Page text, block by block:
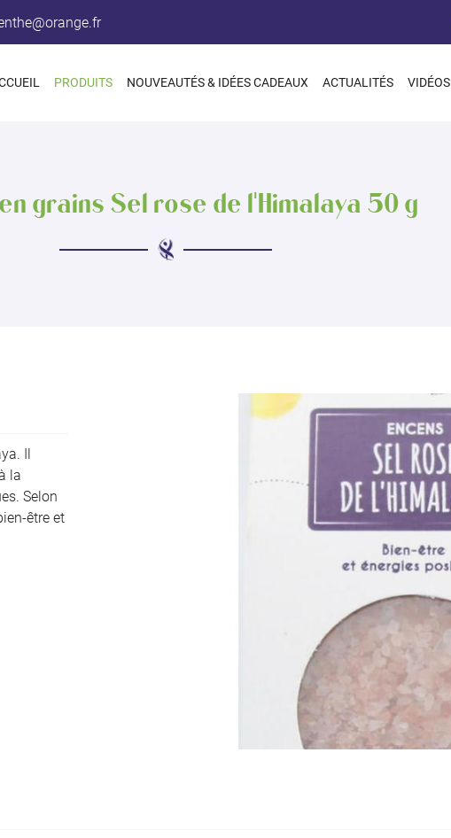
PRODUITS NOUVEAUTÉS & IDÉES CADEAUX ACTUALITÉS VIDÉOS
grains Sel rose de l'Himalaya 50 g
Il
la
Selon
être et